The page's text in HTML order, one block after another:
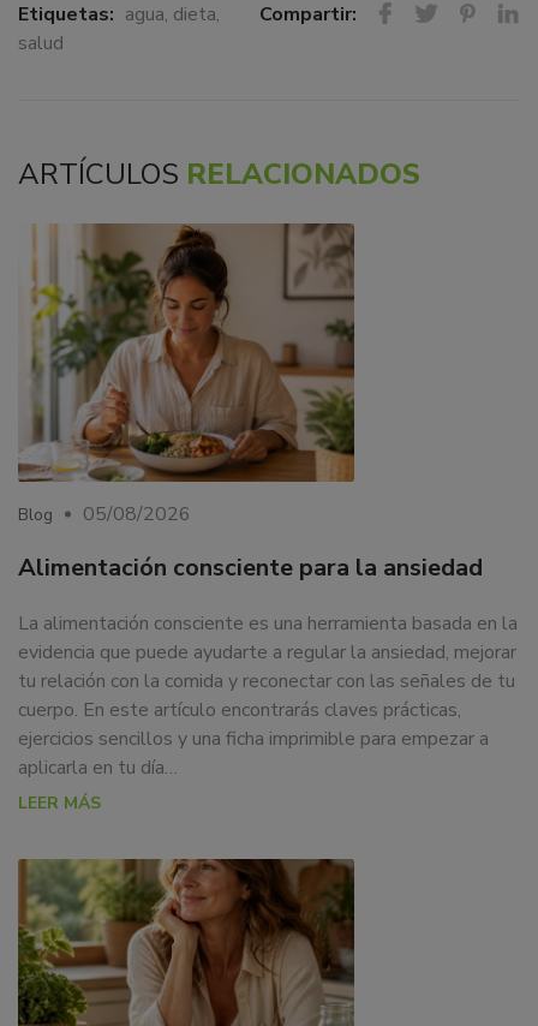
Etiquetas: agua, dieta,
salud
Compartir:
ARTÍCULOS RELACIONADOS
Blog 05/08/2026
Alimentación consciente para la ansiedad
La alimentación consciente es una herramienta basada en la
evidencia que puede ayudarte a regular la ansiedad, mejorar
tu relación con la comida y reconectar con las señales de tu
cuerpo. En este artículo encontrarás claves prácticas,
ejercicios sencillos y una ficha imprimible para empezar a
aplicarla en tu día…
LEER MÁS